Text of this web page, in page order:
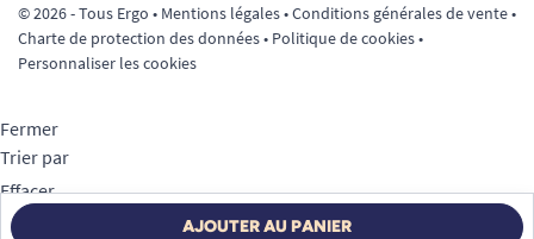
© 2026 - Tous Ergo • Mentions légales•Conditions générales de vente•
Charte de protection des données• Politique de cookies•
Personnaliser les cookies
AJOUTER AU PANIER
Fermer
Trier par
Effacer
Appliquer